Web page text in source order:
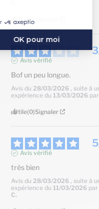
Utile (0)
3
Avis vérifié
Bof un peu longue.
Avis du 28/03/2026 , suite à
expérience du13/03/2026
Utile(0)Signaler
5
Avis vérifié
très bien
Avis du 28/03/2026 , suite à
expérience du 11/03/2026
C.